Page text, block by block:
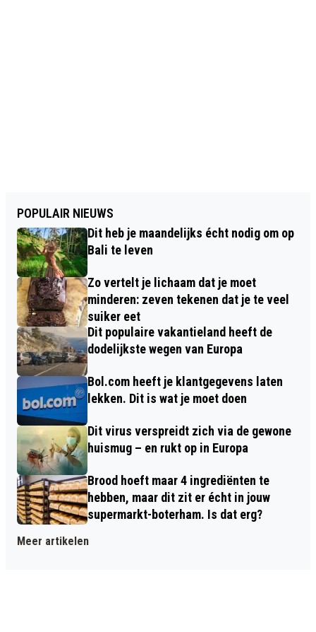
POPULAIR NIEUWS
Dit heb je maandelijks écht nodig om op
Bali te leven
Zo vertelt je lichaam dat je moet
minderen: zeven tekenen dat je te veel
suiker eet
Dit populaire vakantieland heeft de
dodelijkste wegen van Europa
Bol.com heeft je klantgegevens laten
lekken. Dit is wat je moet doen
Dit virus verspreidt zich via de gewone
huismug – en rukt op in Europa
Brood hoeft maar 4 ingrediënten te
hebben, maar dit zit er écht in jouw
supermarkt-boterham. Is dat erg?
Meer artikelen